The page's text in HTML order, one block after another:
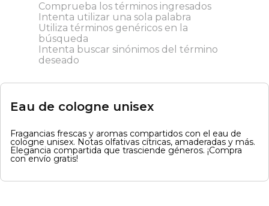
Comprueba los términos ingresados
Intenta utilizar una sola palabra
Utiliza términos genéricos en la
búsqueda
Intenta buscar sinónimos del término
deseado
Eau de cologne unisex
Fragancias frescas y aromas compartidos con el eau de
cologne unisex. Notas olfativas cítricas, amaderadas y más.
Elegancia compartida que trasciende géneros. ¡Compra
con envío gratis!